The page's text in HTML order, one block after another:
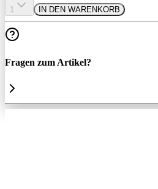
1 IN DEN WARENKORB
Fragen zum Artikel?